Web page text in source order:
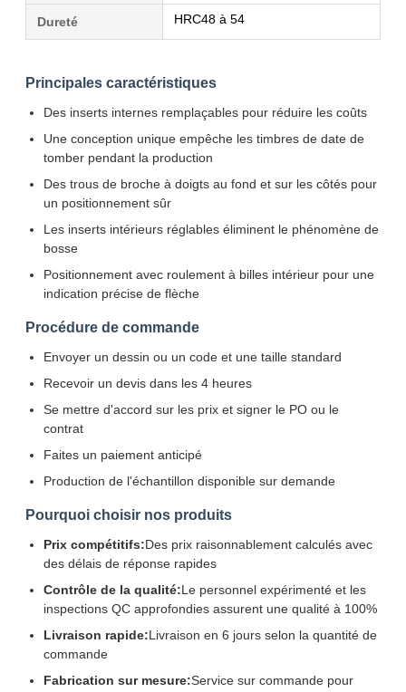
Laisser un message
Nous vous rappellerons bientôt!
Dureté HRC48 à 54
Principales caractéristiques
Des inserts internes remplaçables pour réduire les coûts
Une conception unique empêche les timbres de date de
tomber pendant la production
Des trous de broche à doigts au fond et sur les côtés pour
un positionnement sûr
Les inserts intérieurs réglables éliminent le phénomène de
bosse
Positionnement avec roulement à billes intérieur pour une
indication précise de flèche
Procédure de commande
Envoyer un dessin ou un code et une taille standard
Recevoir un devis dans les 4 heures
Se mettre d'accord sur les prix et signer le PO ou le
contrat
Faites un paiement anticipé
Production de l'échantillon disponible sur demande
Pourquoi choisir nos produits
Prix compétitifs:Des prix raisonnablement calculés avec
des délais de réponse rapides
Contrôle de la qualité:Le personnel expérimenté et les
inspections QC approfondies assurent une qualité à 100%
Livraison rapide:Livraison en 6 jours selon la quantité de
commande
Fabrication sur mesure:Service sur commande pour